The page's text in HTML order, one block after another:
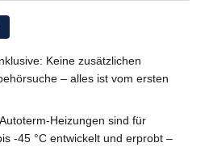
Keine zusätzlichen
– alles ist vom ersten
Heizungen sind für
-45 °C entwickelt und erprobt –